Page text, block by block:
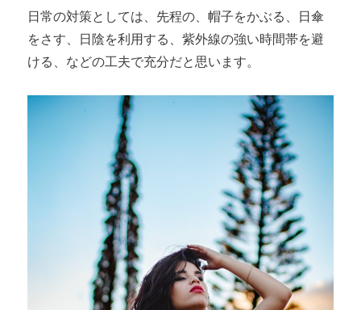
日常の対策としては、先程の、帽子をかぶる、日傘
をさす、日陰を利用する、紫外線の強い時間帯を避
ける、などの工夫で充分だと思います。